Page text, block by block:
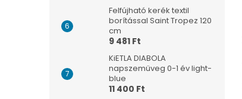
Felfújható kerék textil
borítással Saint Tropez 120
cm
9 481 Ft
KiETLA DIABOLA
napszemüveg 0-1 év light-
blue
11 400 Ft